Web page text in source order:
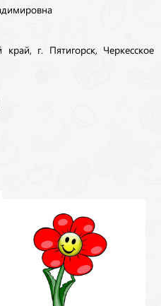
край, г. Пятигорск, Черкесское